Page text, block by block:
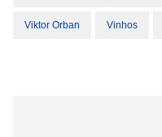
Viktor Orban Vinhos